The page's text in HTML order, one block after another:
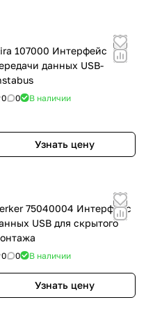
107000 Интерфейс
данных USB-
0 0 В наличии
Узнать цену
75040004 Интерфейс
USB для скрытого
0 0 В наличии
Узнать цену